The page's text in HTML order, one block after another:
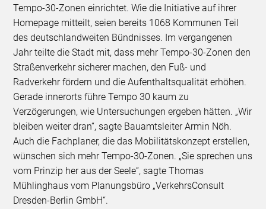
Tempo-30-Zonen einrichtet. Wie die Initiative auf ihrer
Homepage mitteilt, seien bereits 1068 Kommunen Teil
des deutschlandweiten Bündnisses. Im vergangenen
Jahr teilte die Stadt mit, dass mehr Tempo-30-Zonen den
Straßenverkehr sicherer machen, den Fuß- und
Radverkehr fördern und die Aufenthaltsqualität erhöhen.
Gerade innerorts führe Tempo 30 kaum zu
Verzögerungen, wie Untersuchungen ergeben hätten. „Wir
bleiben weiter dran“, sagte Bauamtsleiter Armin Nöh.
Auch die Fachplaner, die das Mobilitätskonzept erstellen,
wünschen sich mehr Tempo-30-Zonen. „Sie sprechen uns
vom Prinzip her aus der Seele“, sagte Thomas
Mühlinghaus vom Planungsbüro „VerkehrsConsult
Dresden-Berlin GmbH“.